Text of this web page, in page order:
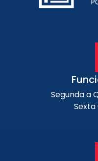
Segunda a
Sexta